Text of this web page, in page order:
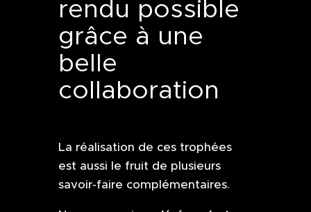
rendu possible
grâce à une
belle
collaboration
La réalisation de ces trophées
est aussi le fruit de plusieurs
savoir-faire complémentaires.